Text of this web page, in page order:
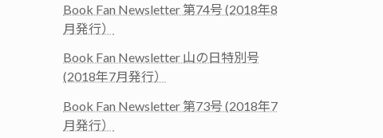
Book Fan Newsletter 第74号 (2018年8
月発行）
Book Fan Newsletter 山の日特別号
(2018年7月発行）
Book Fan Newsletter 第73号 (2018年7
月発行）